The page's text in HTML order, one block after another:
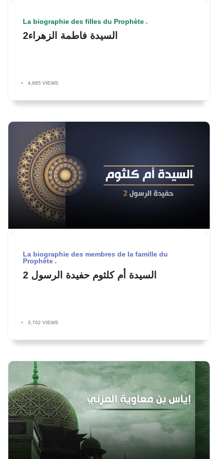
La biographie des filles du Prophète
السيدة فاطمة الزهراء2
4,885 VIEWS
La biographie des membres de la famille du
Prophète
السيدة أم كلثوم حفيدة الرسول 2
3,702 VIEWS